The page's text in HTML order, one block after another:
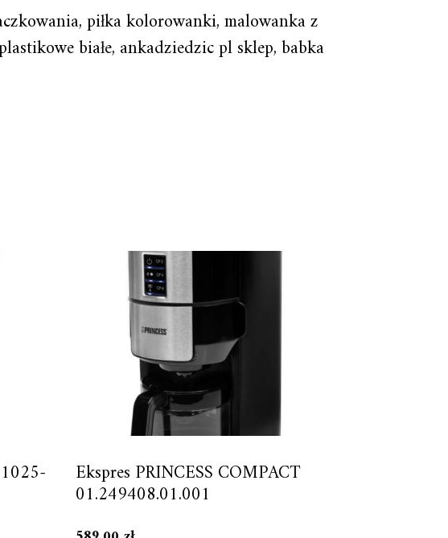
piłka kolorowanki, malowanka z
białe, ankadziedzic pl sklep, babka
Ekspres PRINCESS COMPACT
01.249408.01.001